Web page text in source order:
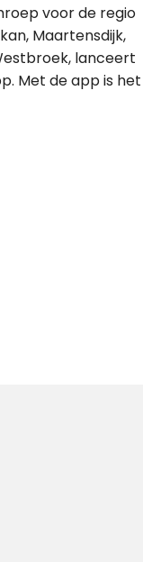
voor de regio
Maartensdijk,
lanceert
Met de app is het